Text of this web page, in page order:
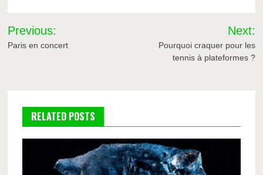
Navigation
de
Previous:
Paris en concert
Next:
Pourquoi craquer pour les
tennis à plateformes ?
RELATED POSTS